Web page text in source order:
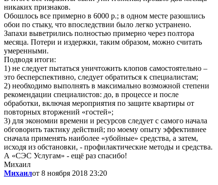
никаких признаков.
Обошлось все примерно в 6000 р.; в одном месте разошлись
обои по стыку, что впоследствии было легко устранено.
Запахи выветрились полностью примерно через полтора
месяца. Потери и издержки, таким образом, можно считать
умеренными.
Подводя итоги:
1) не следует пытаться уничтожить клопов самостоятельно –
это бесперспективно, следует обратиться к специалистам;
2) необходимо выполнять в максимально возможной степени
рекомендации специалистов: до, в процессе и после
обработки, включая мероприятия по защите квартиры от
повторных вторжений «гостей»;
3) для экономии времени и ресурсов следует с самого начала
обговорить тактику действий; по моему опыту эффективнее
сначала применять наиболее «убойные» средства, а затем,
исходя из обстановки, - профилактические методы и средства.
А «СЭС Услугам» - ещё раз спасибо!
Михаил
Михаилот 8 ноября 2018 23:20